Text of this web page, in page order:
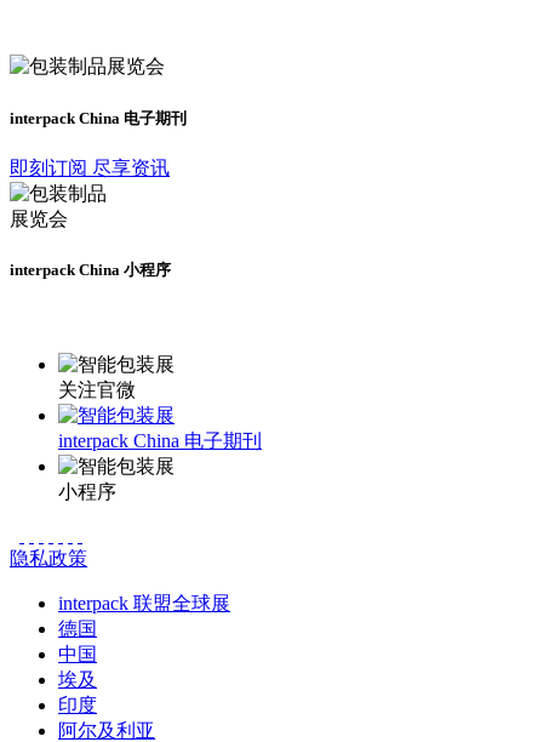
interpack China 电子期刊
即刻订阅 尽享资讯
interpack China 小程序
关注官微
interpack China 电子期刊
小程序
隐私政策
interpack 联盟全球展
德国
中国
埃及
印度
阿尔及利亚